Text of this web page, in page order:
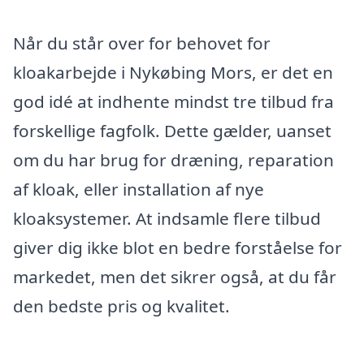
Når du står over for behovet for
kloakarbejde i Nykøbing Mors, er det en
god idé at indhente mindst tre tilbud fra
forskellige fagfolk. Dette gælder, uanset
om du har brug for dræning, reparation
af kloak, eller installation af nye
kloaksystemer. At indsamle flere tilbud
giver dig ikke blot en bedre forståelse for
markedet, men det sikrer også, at du får
den bedste pris og kvalitet.